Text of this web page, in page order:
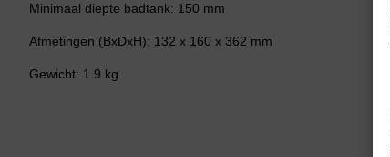
Minimaal diepte badtank: 150 mm
Afmetingen (BxDxH): 132 x 160 x 362 mm
Gewicht: 1.9 kg